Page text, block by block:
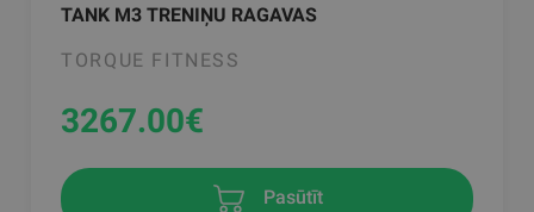
TANK M3 TRENIŅU RAGAVAS
TORQUE FITNESS
3267.00€
Pasūtīt